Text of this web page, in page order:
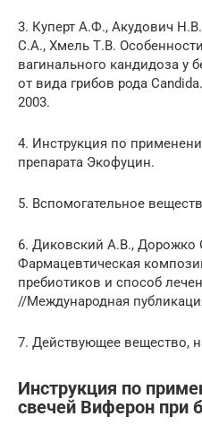
3. Куперт А.Ф., Акудович
С.А., Хмель Т.В.
вагинального кандидоза у
от вида грибов рода
2003.
4. Инструкция по
препарата Экофуцин.
5. Вспомогательное
6. Диковский А.В., Дорожко
Фармацевтическая
пребиотиков и способ
//Международная
7. Действующее вещество,
Инструкция по
свечей Виферон при